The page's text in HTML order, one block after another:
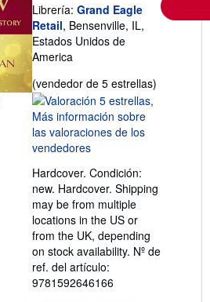
Librería: Grand Eagle
Retail, Bensenville, IL,
Estados Unidos de
America
(vendedor de 5 estrellas)
Hardcover. Condición:
new. Hardcover. Shipping
may be from multiple
locations in the US or
from the UK, depending
on stock availability. Nº de
ref. del artículo:
9781592646166